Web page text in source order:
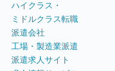
ハイクラス・
ミドルクラス転職
派遣会社
工場・製造業派遣
派遣求人サイト